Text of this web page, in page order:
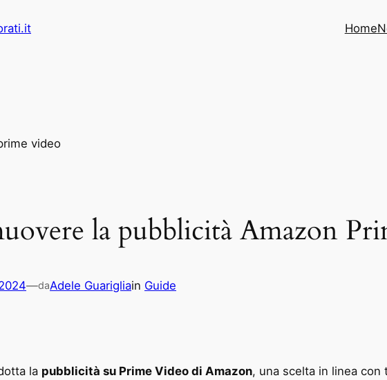
Home
la pubblicità Amazon
—daAdele Guarigliain Guide
la pubblicità su Prime Video di Amazon, una scelta in linea